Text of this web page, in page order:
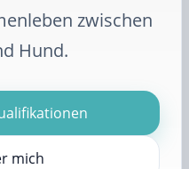
zwischen
Hund.
mich